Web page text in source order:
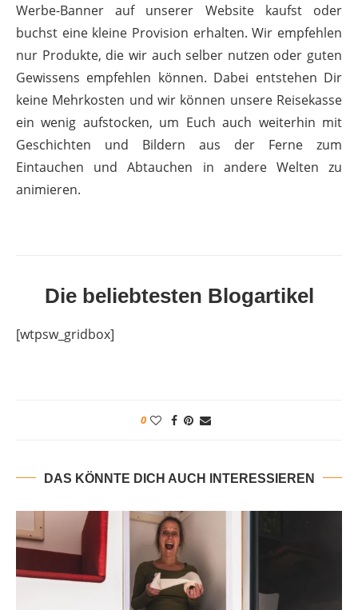
Werbe-Banner auf unserer Website kaufst oder
buchst eine kleine Provision erhalten. Wir empfehlen
nur Produkte, die wir auch selber nutzen oder guten
Gewissens empfehlen können. Dabei entstehen Dir
keine Mehrkosten und wir können unsere Reisekasse
ein wenig aufstocken, um Euch auch weiterhin mit
Geschichten und Bildern aus der Ferne zum
Eintauchen und Abtauchen in andere Welten zu
animieren.
Die beliebtesten Blogartikel
[wtpsw_gridbox]
0
DAS KÖNNTE DICH AUCH INTERESSIEREN